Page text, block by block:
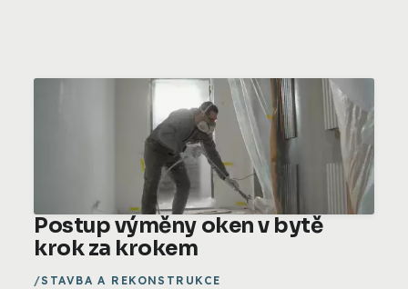
Postup výměny oken v bytě
krok za krokem
STAVBA A REKONSTRUKCE